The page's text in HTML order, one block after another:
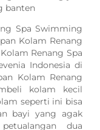
banten
Spa Swimming
Kolam Renang
Renang Spa
Indonesia di
Kolam Renang
kolam kecil
seperti ini bisa
bayi yang agak
dua